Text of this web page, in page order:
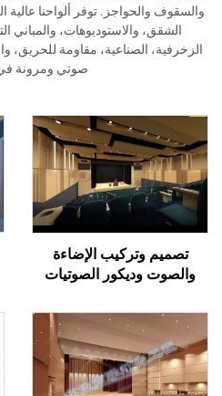
والسقوف والحواجز. توفر ألواحنا عالية
الشقق، والاستوديوهات، والمباني
الزخرفية، الصناعية، مقاومة للحريق،
صوتي ومرونة
تصميم وتركيب الإضاءة
والصوت وديكور الصوتيات
الوظائف